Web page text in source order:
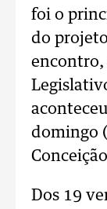
foi o
do
encontro,
domingo
Dos 19